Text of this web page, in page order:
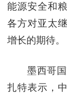
能源安全和
各方对亚太
增长的期待。
墨西哥国
扎特表示，